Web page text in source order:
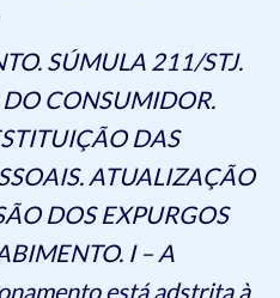
SÚMULA 211/STJ.
CONSUMIDOR.
DAS
ATUALIZAÇÃO
DOS EXPURGOS
I – A
está adstrita à